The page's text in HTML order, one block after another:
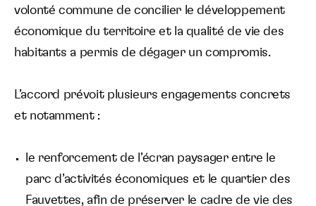
volonté commune de concilier le développement
économique du territoire et la qualité de vie des
habitants a permis de dégager un compromis.
L’accord prévoit plusieurs engagements concrets
et notamment :
le renforcement de l’écran paysager entre le
parc d’activités économiques et le quartier des
Fauvettes, afin de préserver le cadre de vie des